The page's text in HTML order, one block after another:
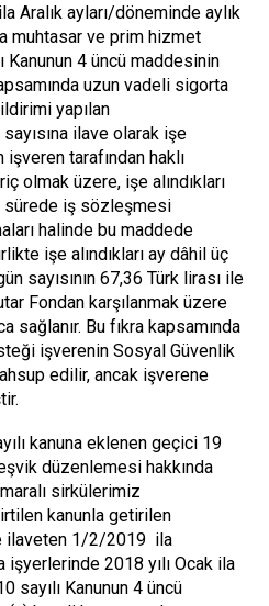
Aralık ayları/döneminde aylık
muhtasar ve prim hizmet
Kanunun 4 üncü maddesinin
uzun vadeli sigorta
yapılan
ilave olarak işe
tarafından haklı
olmak üzere, işe alındıkları
sürede iş sözleşmesi
halinde bu maddede
işe alındıkları ay dâhil üç
sayısının 67,36 Türk lirası ile
Fondan karşılanmak üzere
sağlanır. Bu fıkra kapsamında
işverenin Sosyal Güvenlik
edilir, ancak işverene
kanuna eklenen geçici 19
düzenlemesi hakkında
sirkülerimiz
kanunla getirilen
ilaveten 1/2/2019 ila
2018 yılı Ocak ila
sayılı Kanunun 4 üncü